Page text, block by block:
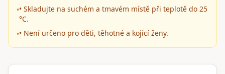
•• Skladujte na suchém a tmavém místě při teplotě do 25
°C.
•• Není určeno pro děti, těhotné a kojící ženy.